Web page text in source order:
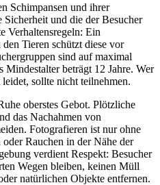
Schimpansen und ihrer
und die der Besucher
Verhaltensregeln: Ein
Tieren schützt diese vor
sind auf maximal
Mindestalter beträgt 12 Jahre. Wer
sollte nicht teilnehmen.
oberstes Gebot. Plötzliche
das Nachahmen von
Fotografieren ist nur ohne
Rauchen in der Nähe der
verdient Respekt: Besucher
Wegen bleiben, keinen Müll
natürlichen Objekte entfernen.